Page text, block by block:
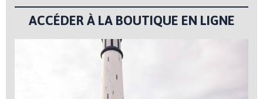
ACCÉDER À LA BOUTIQUE EN LIGNE